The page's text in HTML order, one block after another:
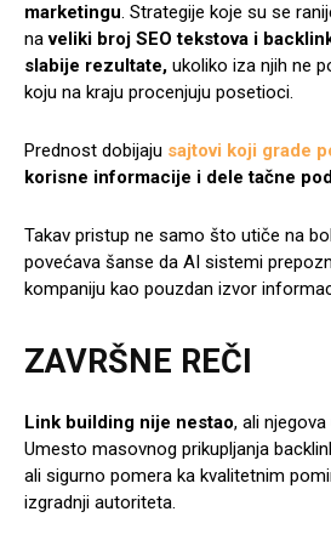
marketingu. Strategije koje su se
naveliki broj SEO tekstova i
slabije rezultate, ukoliko iza njih ne
koju na kraju procenjuju posetioci.
Prednost dobijaju sajtovi koji grade
korisne informacije i dele tačne
Takav pristup ne samo što utiče na
povećava šanse da AI sistemi
kompaniju kao pouzdan izvor
ZAVRŠNE REČI
Link building nije nestao, ali
Umesto masovnog prikupljanja
ali sigurno pomera ka kvalitetnim
izgradnji autoriteta.